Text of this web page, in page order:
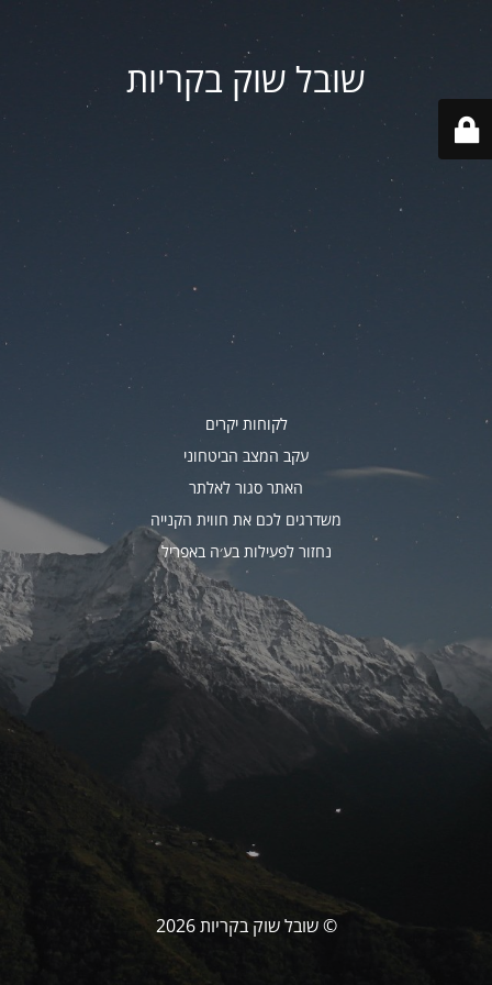
שובל שוק בקריות
לקוחות יקרים
עקב המצב הביטחוני
האתר סגור לאלתר
משדרגים לכם את חווית הקנייה
נחזור לפעילות בע׳ה באפריל
© שובל שוק בקריות 2026